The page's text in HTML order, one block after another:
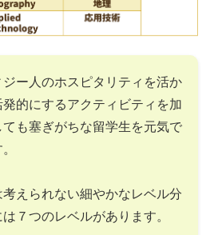
ー人のホスピタリティを活か
的にするアクティビティを加
も塞ぎがちな留学生を元気で
えられない細やかなレベル分
７つのレベルがあります。